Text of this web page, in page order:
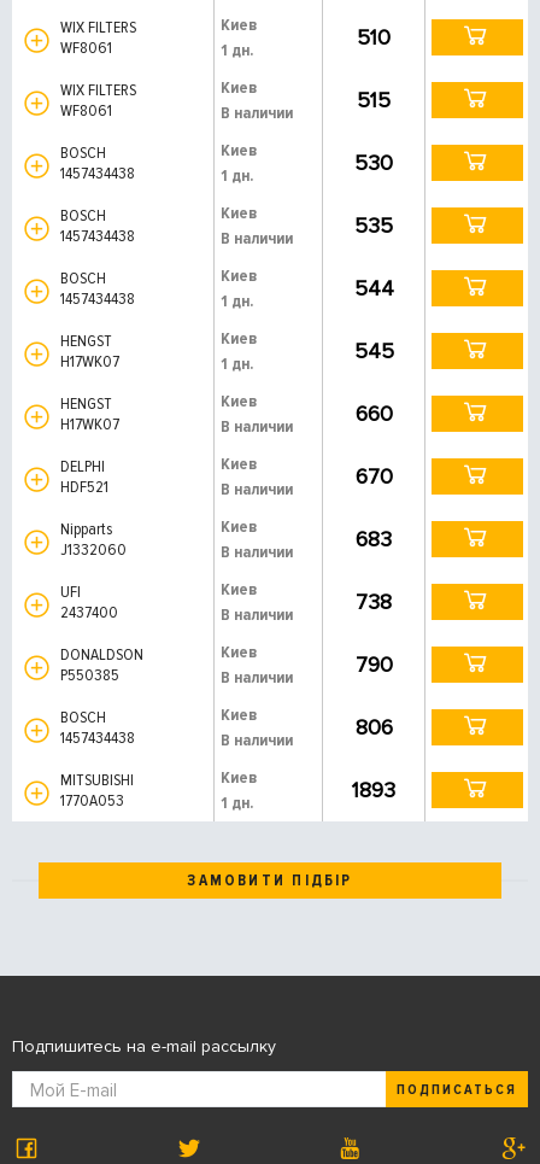
WIX FILTERS
WF8061
Киев
1 дн.
510
WIX FILTERS
WF8061
Киев
В наличии
515
BOSCH
1457434438
Киев
1 дн.
530
BOSCH
1457434438
Киев
В наличии
535
BOSCH
1457434438
Киев
1 дн.
544
HENGST
H17WK07
Киев
1 дн.
545
HENGST
H17WK07
Киев
В наличии
660
DELPHI
HDF521
Киев
В наличии
670
Nipparts
J1332060
Киев
В наличии
683
UFI
2437400
Киев
В наличии
738
DONALDSON
P550385
Киев
В наличии
790
BOSCH
1457434438
Киев
В наличии
806
MITSUBISHI
1770A053
Киев
1 дн.
1893
ЗАМОВИТИ ПІДБІР
Подпишитесь на e-mail рассылку
ПОДПИСАТЬСЯ